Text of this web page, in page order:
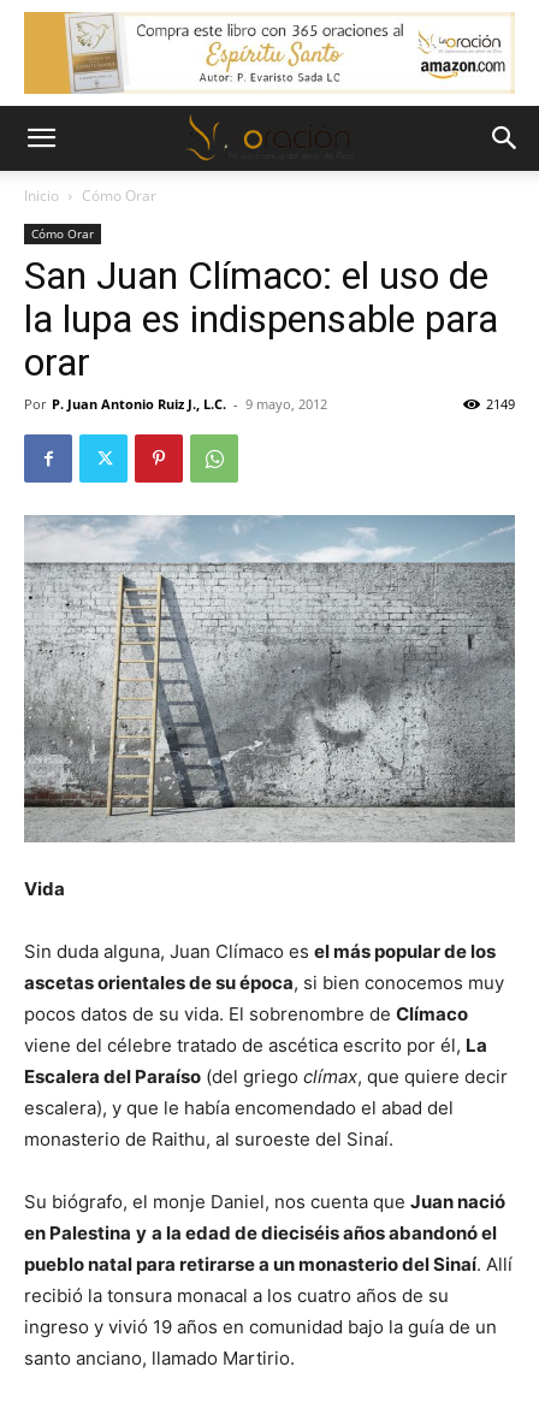
Inicio Cómo Orar
Cómo Orar
San Juan Clímaco: el uso de
la lupa es indispensable para
orar
Por P. Juan Antonio Ruiz J., L.C. - 9 mayo, 2012 2149
Vida
Sin duda alguna, Juan Clímaco es el más popular de los
ascetas orientales de su época, si bien conocemos muy
pocos datos de su vida. El sobrenombre de Clímaco
viene del célebre tratado de ascética escrito por él, La
Escalera del Paraíso (del griego clímax, que quiere decir
escalera), y que le había encomendado el abad del
monasterio de Raithu, al suroeste del Sinaí.
Su biógrafo, el monje Daniel, nos cuenta que Juan nació
en Palestina y a la edad de dieciséis años abandonó el
pueblo natal para retirarse a un monasterio del Sinaí. Allí
recibió la tonsura monacal a los cuatro años de su
ingreso y vivió 19 años en comunidad bajo la guía de un
santo anciano, llamado Martirio.